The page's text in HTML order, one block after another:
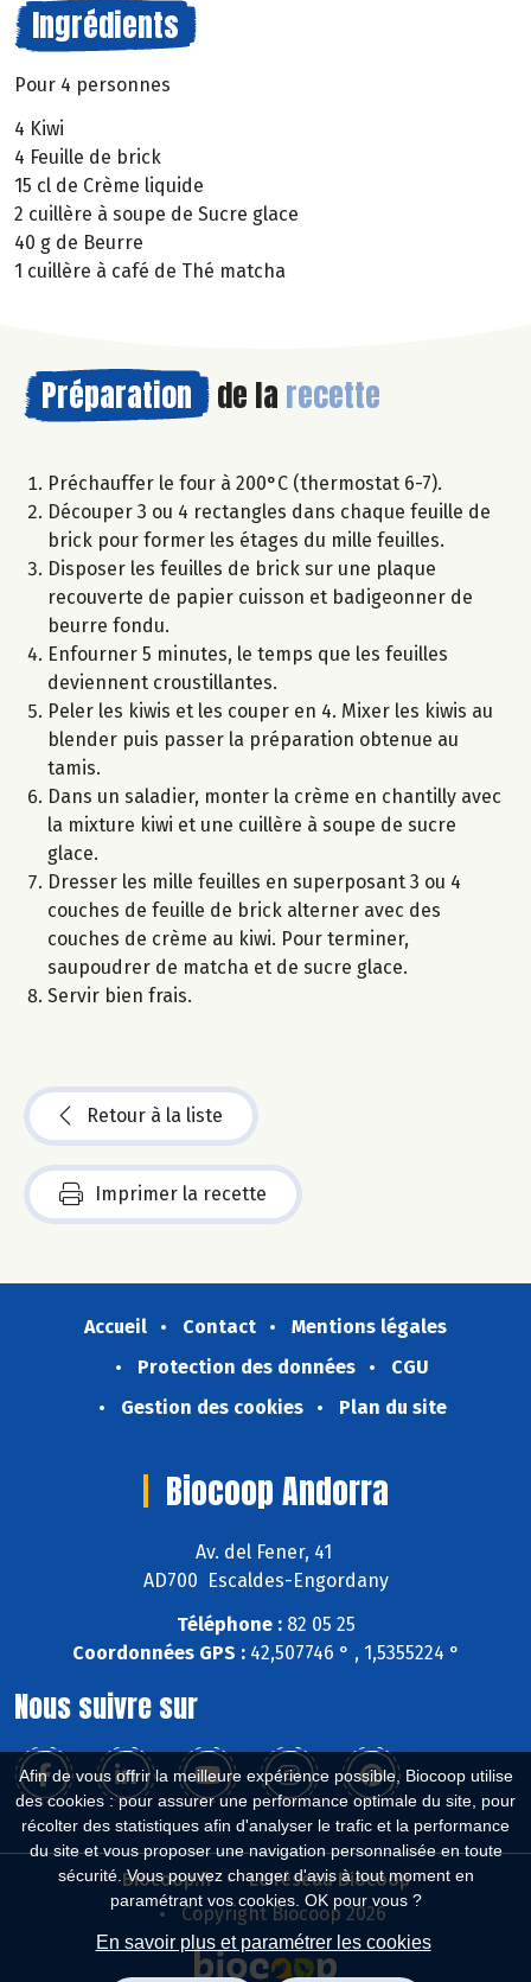
Afin de vous offrir la meilleure expérience possible, Biocoop utilise
des cookies : pour assurer une performance optimale du site, pour
récolter des statistiques afin d'analyser le trafic et la performance
du site et vous proposer une navigation personnalisée en toute
sécurité. Vous pouvez changer d'avis à tout moment en
paramétrant vos cookies. OK pour vous ?
En savoir plus et paramétrer les cookies
Ingrédients
Pour 4 personnes
4 Kiwi
4 Feuille de brick
15 cl de Crème liquide
2 cuillère à soupe de Sucre glace
40 g de Beurre
1 cuillère à café de Thé matcha
Préparation de la recette
Préchauffer le four à 200°C (thermostat 6-7).
Découper 3 ou 4 rectangles dans chaque feuille de
brick pour former les étages du mille feuilles.
Disposer les feuilles de brick sur une plaque
recouverte de papier cuisson et badigeonner de
beurre fondu.
Enfourner 5 minutes, le temps que les feuilles
deviennent croustillantes.
Peler les kiwis et les couper en 4. Mixer les kiwis au
blender puis passer la préparation obtenue au
tamis.
Dans un saladier, monter la crème en chantilly avec
la mixture kiwi et une cuillère à soupe de sucre
glace.
Dresser les mille feuilles en superposant 3 ou 4
couches de feuille de brick alterner avec des
couches de crème au kiwi. Pour terminer,
saupoudrer de matcha et de sucre glace.
Servir bien frais.
Retour à la liste
Imprimer la recette
Accueil Contact
Mentions légales
Protection des données
CGU
Gestion des cookies
Plan du site
Biocoop Andorra
Av. del Fener, 41
AD700 Escaldes-Engordany
Téléphone :82 05 25
Coordonnées GPS :42,507746 ° , 1,5355224 °
Nous suivre sur
Biocoop.fr
Le réseau Biocoop
Copyright Biocoop 2026